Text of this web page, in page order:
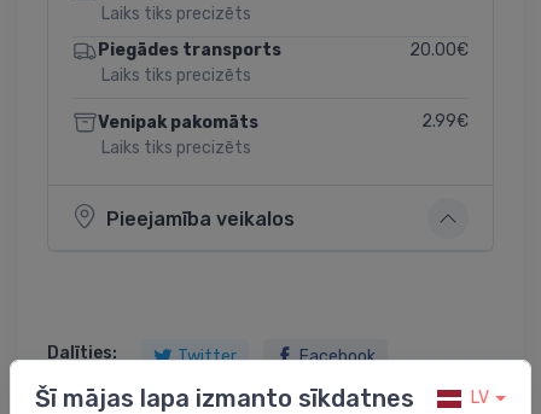
Laiks tiks precizēts
Piegādes transports
Laiks tiks precizēts
20.00€
Venipak pakomāts
Laiks tiks precizēts
2.99€
Pieejamība veikalos
Dalīties: Twitter Facebook
Šī mājas lapa izmanto sīkdatnes LV